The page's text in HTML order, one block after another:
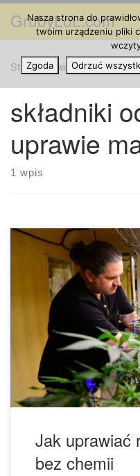
Przejdź do treści
GrubyLoL.com
Strona główna » składniki
składniki
uprawie
1 wpis
Organiczna hydroponika
bez chemii Organiczna
nowoczesnej uprawy
harmonią natury,
składniki odżywcze
odróżnieniu od
nie wymaga gleby –
Jak uprawiać
bez chemii
Nasza strona do
twoim urządzeniu pliki
Zgoda
Odrzuć